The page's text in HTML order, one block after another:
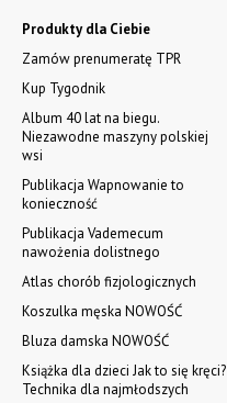
Produkty dla Ciebie
Zamów prenumeratę TPR
Kup Tygodnik
Album 40 lat na biegu.
Niezawodne maszyny polskiej
wsi
Publikacja Wapnowanie to
konieczność
Publikacja Vademecum
nawożenia dolistnego
Atlas chorób fizjologicznych
Koszulka męska NOWOŚĆ
Bluza damska NOWOŚĆ
Książka dla dzieci Jak to się kręci?
Technika dla najmłodszych